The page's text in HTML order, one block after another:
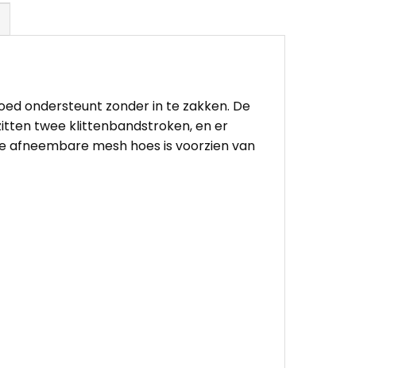
ondersteunt zonder in te zakken. De
twee klittenbandstroken, en er
mesh hoes is voorzien van